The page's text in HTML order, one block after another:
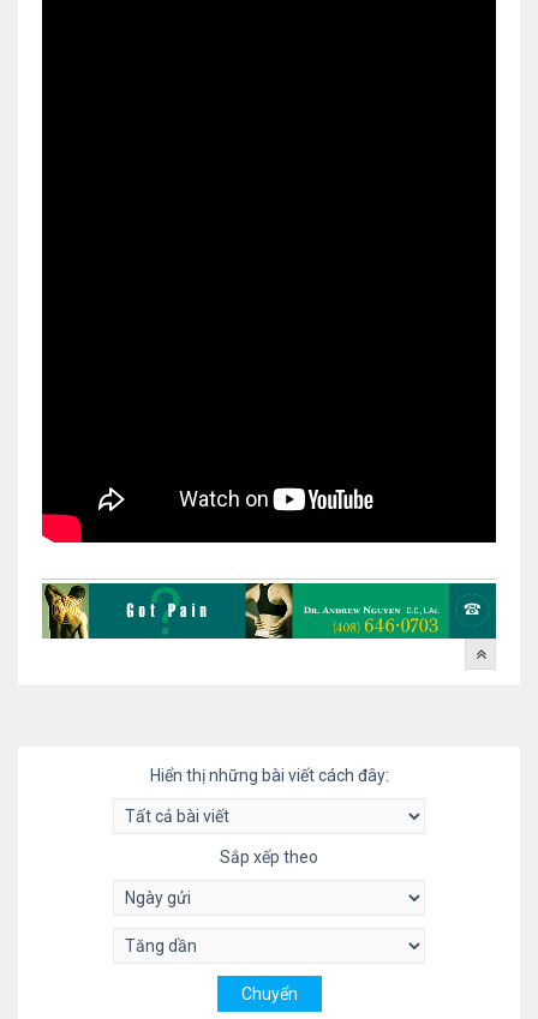
Hiển thị những bài viết cách đây:
Sắp xếp theo